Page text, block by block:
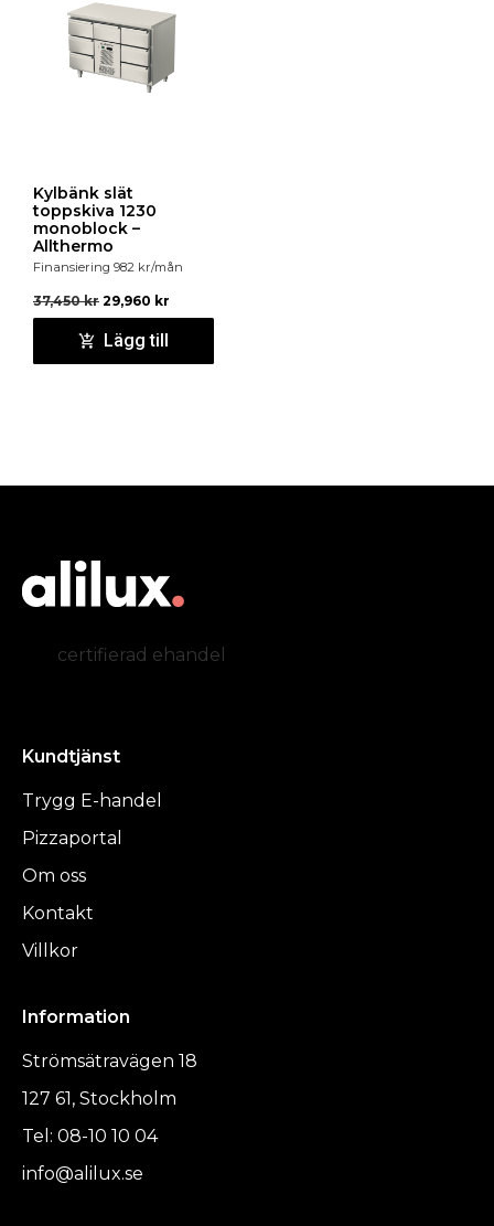
Kylbänk slät
toppskiva 1230
monoblock –
Allthermo
Finansiering 982 kr/mån
37,450kr 29,960 kr
Lägg till
certifierad ehandel
Kundtjänst
Trygg E-handel
Pizzaportal
Om oss
Kontakt
Villkor
Information
Strömsätravägen 18
127 61, Stockholm
Tel: 08-10 10 04
info@alilux.se